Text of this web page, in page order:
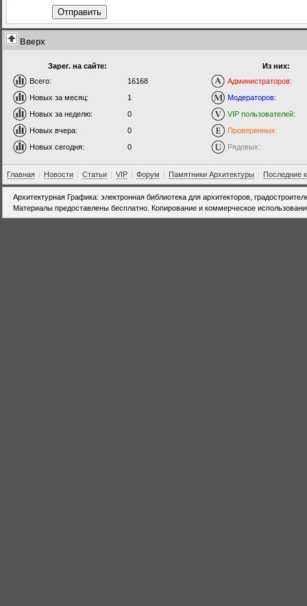
Отправить
Вверх
Зарег. на сайте:
Всего:
16168
Новых за месяц:
1
Новых за неделю:
0
Новых вчера:
0
Новых сегодня:
0
Из них:
Администраторов:
Модераторов:
VIP пользователей:
Проверенных:
Рядовых:
Главная | Новости | Статьи | VIP | Форум | Памятники Архитектуры | Последние
Архитектурная Графика: электронная библиотека для архитекторов,
Материалы предоставлены бесплатно. Копирование и коммерческое